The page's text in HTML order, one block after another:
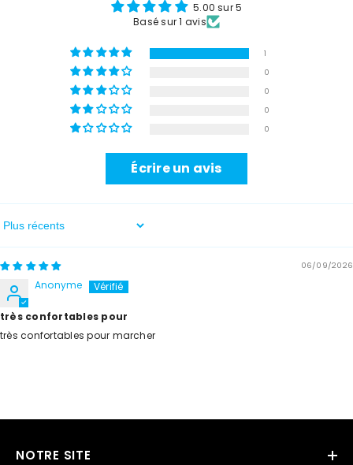
5.00 sur 5
Basé sur 1 avis
1
0
0
0
0
Écrire un avis
Sort By
06/09/2026
Anonyme
très confortables pour
très confortables pour marcher
NOTRE SITE